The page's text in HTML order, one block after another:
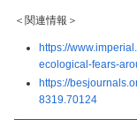
＜関連情報＞
https://
ecological-fears-
https://
8319.70124